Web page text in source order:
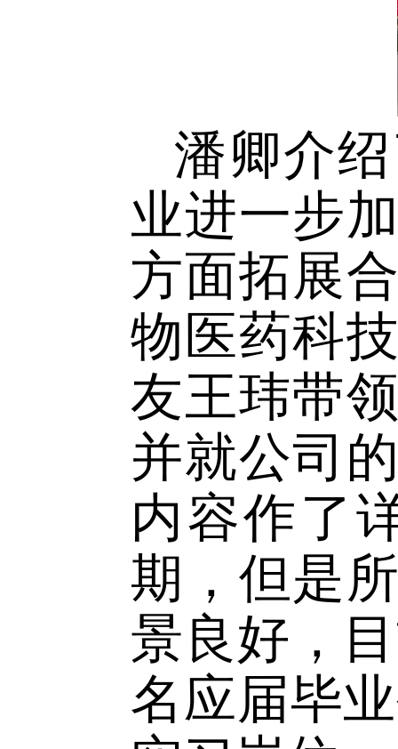
潘卿介
业进一步
方面拓展
物医药
友王玮带
并就公司
内容作